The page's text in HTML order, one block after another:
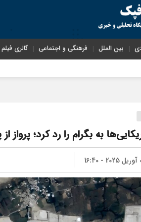
بین الملل فرهنگی و اجتماعی گالری فیلم
به بگرام را رد کرد؛